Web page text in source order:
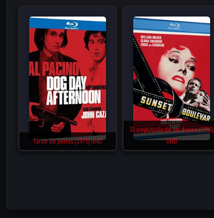
Tarde de perros (1975) UHD
El crepúsculo de los dioses (1950)
UHD